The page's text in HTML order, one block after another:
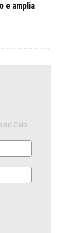
e amplia
do Galo